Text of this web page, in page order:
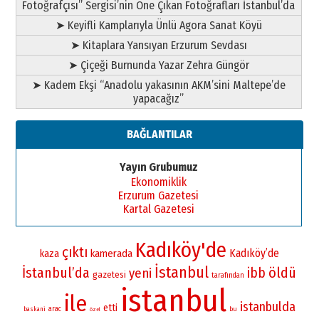
Fotoğrafçısı” Sergisi’nin Öne Çıkan Fotoğrafları İstanbul’da
➤ Keyifli Kamplarıyla Ünlü Agora Sanat Köyü
➤ Kitaplara Yansıyan Erzurum Sevdası
➤ Çiçeği Burnunda Yazar Zehra Güngör
➤ Kadem Ekşi “Anadolu yakasının AKM’sini Maltepe’de
yapacağız”
BAĞLANTILAR
Yayın Grubumuz
Ekonomiklik
Erzurum Gazetesi
Kartal Gazetesi
kaza çıktı kamerada Kadıköy'de Kadıköy’de
İstanbul’da gazetesi yeni İstanbul tarafından ibb öldü
baskani arac ile özel etti istanbul bu istanbulda